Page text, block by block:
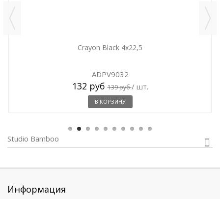
Crayon Black 4x22,5
ADPV9032
132 руб139 руб/ шт.
В КОРЗИНУ
Studio Bamboo
Информация